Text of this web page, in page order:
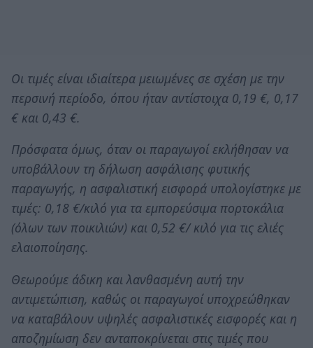
Οι τιμές είναι ιδιαίτερα μειωμένες σε σχέση με την
περσινή περίοδο, όπου ήταν αντίστοιχα 0,19 €, 0,17
€ και 0,43 €.
Πρόσφατα όμως, όταν οι παραγωγοί εκλήθησαν να
υποβάλλουν τη δήλωση ασφάλισης φυτικής
παραγωγής, η ασφαλιστική εισφορά υπολογίστηκε με
τιμές: 0,18 €/κιλό για τα εμπορεύσιμα πορτοκάλια
(όλων των ποικιλιών) και 0,52 €/ κιλό για τις ελιές
ελαιοποίησης.
Θεωρούμε άδικη και λανθασμένη αυτή την
αντιμετώπιση, καθώς οι παραγωγοί υποχρεώθηκαν
να καταβάλουν υψηλές ασφαλιστικές εισφορές και η
αποζημίωση δεν ανταποκρίνεται στις τιμές που